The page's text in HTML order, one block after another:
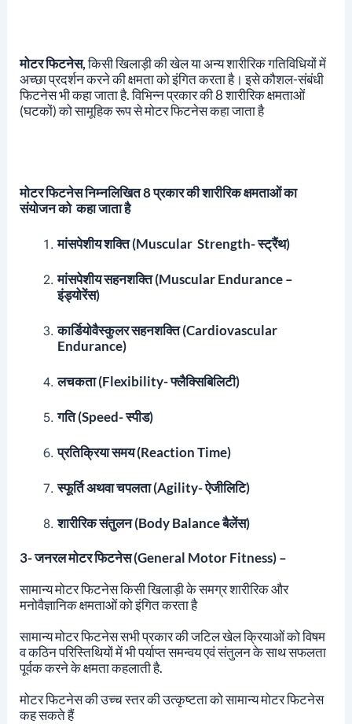
मोटर फिटनेस,किसी खिलाड़ी की खेल या अन्य शारीरिक गतिविधियों में
अच्छा प्रदर्शन करने की क्षमता को इंगित करता है। इसे कौशल-संबंधी
फिटनेस भी कहा जाता है.विभिन्न प्रकार की 8 शारीरिक क्षमताओं
(घटकों) को सामूहिक रूप से मोटर फिटनेस कहा जाता है
मोटर फिटनेसनिम्नलिखित 8 प्रकार की शारीरिक क्षमताओं का
संयोजन को कहा जाता है
मांसपेशीय शक्ति (Muscular Strength- स्ट्रैंथ)
मांसपेशीय सहनशक्ति (Muscular Endurance –
इंड्योरेंस)
कार्डियोवैस्कुलर सहनशक्ति (Cardiovascular
Endurance)
लचकता (Flexibility- फ्लैक्सिबिलिटी)
गति (Speed- स्पीड)
प्रतिक्रिया समय (Reaction Time)
स्फूर्तिअथवा चपलता(Agility- ऐजीलिटि)
शारीरिक संतुलन (Body Balance बैलेंस)
3- जनरल मोटर फिटनेस (General Motor Fitness)–
सामान्य मोटर फिटनेस किसी खिलाड़ी के समग्र शारीरिक और
मनोवैज्ञानिक क्षमताओं को इंगित करता है
सामान्य मोटर फिटनेस सभी प्रकार की जटिल खेल क्रियाओं को विषम
व कठिन परिस्तिथियों में भी पर्याप्त समन्वय एवं संतुलन के साथ सफलता
पूर्वक करने के क्षमता कहलाती है.
मोटर फिटनेस की उच्च स्तर की उत्कृष्टता को सामान्य मोटर फिटनेस
कह सकते हैं